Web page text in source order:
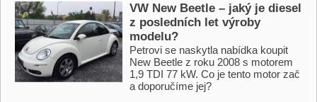
VW New Beetle – jaký je diesel
z posledních let výroby
modelu?
Petrovi se naskytla nabídka koupit
New Beetle z roku 2008 s motorem
1,9 TDI 77 kW. Co je tento motor zač
a doporučíme jej?